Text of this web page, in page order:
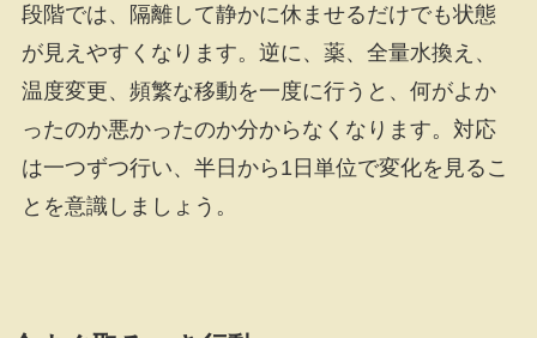
段階では、隔離して静かに休ませるだけでも状態
が見えやすくなります。逆に、薬、全量水換え、
温度変更、頻繁な移動を一度に行うと、何がよか
ったのか悪かったのか分からなくなります。対応
は一つずつ行い、半日から1日単位で変化を見るこ
とを意識しましょう。